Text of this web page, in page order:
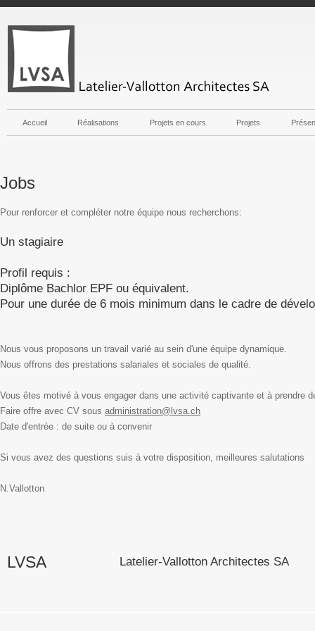
Accueil Réalisations Projets en cours Projets
Jobs
Pour renforcer et compléter notre équipe nous recherchons:
Un stagiaire
Profil requis :
Diplôme Bachlor EPF ou équivalent.
Pour une durée de 6 mois minimum dans le cadre de
Nous vous proposons un travail varié au sein d'une équipe dynamique.
Nous offrons des prestations salariales et sociales de qualité.
Vous êtes motivé à vous engager dans une activité captivante et à prendre
Faire offre avec CV sous administration@lvsa.ch
Date d'entrée : de suite ou à convenir
Si vous avez des questions suis à votre disposition, meilleures salutations
N.Vallotton
LVSA Latelier-Vallotton Architectes SA